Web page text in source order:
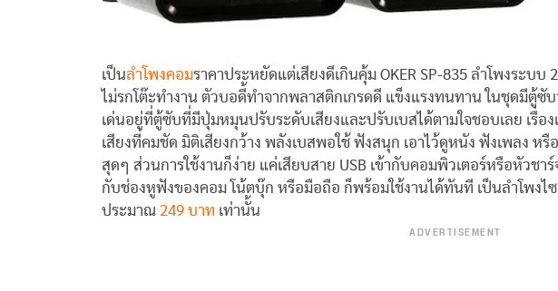
เป็นลำโพงคอมราคาประหยัดแต่เสียงดีเกินคุ้ม OKER SP-835 ลำโพงระบ
ไม่รกโต๊ะทำงาน ตัวบอดี้ทำจากพลาสติกเกรดดี แข็งแรงทนทาน ในชุดมีตู้ซั
เด่นอยู่ที่ตู้ซับที่มีปุ่มหมุนปรับระดับเสียงและปรับเบสได้ตามใจชอบเลย เรื่อง
เสียงที่คมชัด มิติเสียงกว้าง พลังเบสพอใช้ ฟังสนุก เอาไว้ดูหนัง ฟังเพลง ห
สุดๆ ส่วนการใช้งานก็ง่าย แค่เสียบสาย USB เข้ากับคอมพิวเตอร์หรือหัวชา
กับช่องหูฟังของคอม โน้ตบุ๊ก หรือมือถือ ก็พร้อมใช้งานได้ทันที เป็นลำโพง
ประมาณ 249 บาท เท่านั้น
ADVERTISEMENT